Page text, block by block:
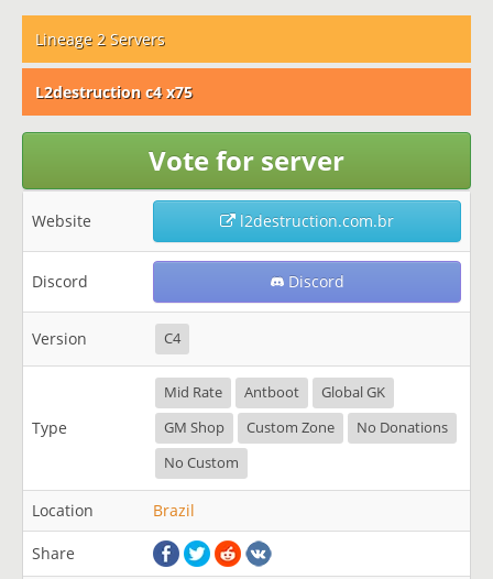
Lineage 2 Servers
L2destruction c4 x75
Vote for server
Website l2destruction.com.br
Discord Discord
Version C4
Type
Mid Rate Antboot
Global GK
GM Shop
Custom Zone
No Donations
No Custom
Location Brazil
Share